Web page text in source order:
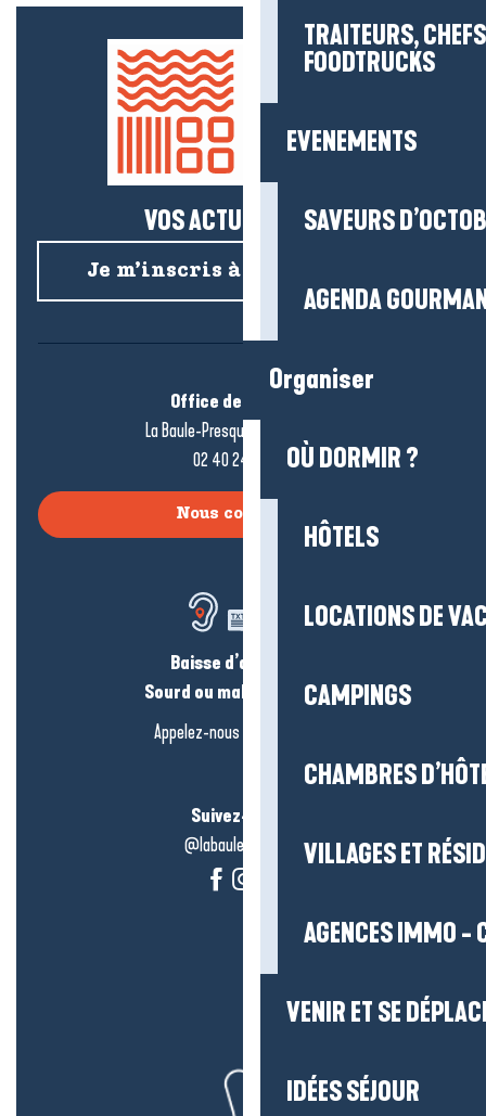
TRAITEURS,
FOODTRUCKS
EVENEMENTS
SAVEURS
AGENDA
Organiser
OÙ DORMIR ?
HÔTELS
LOCATIONS DE
CAMPINGS
CHAMBRES
VILLAGES ET
AGENCES IMMO -
VENIR ET SE
IDÉES SÉJOUR
VOS ACTUS SALÉES !
Je m’inscris à la newsletter
Office de tourisme
La Baule-Presqu’île de Guérande
02 40 24 34 44
Nous contacter
Baisse d’audition ?
Sourd ou malentendant ?
Appelez-nous en
Suivez-nous !
@labauleguérande